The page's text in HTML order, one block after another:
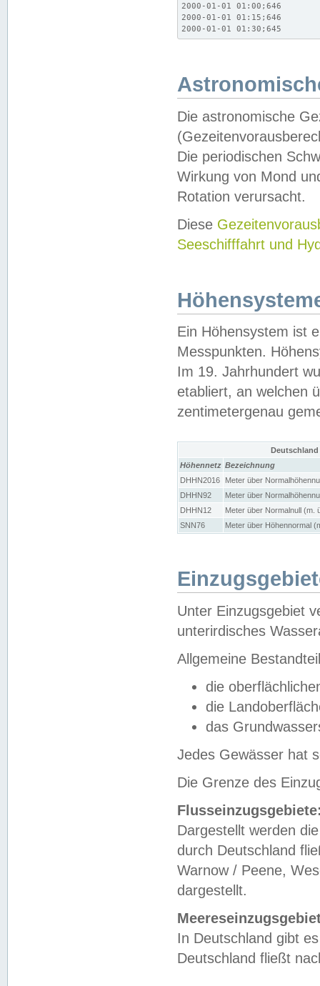
2000-01-01 01:00;646
2000-01-01 01:15;646
2000-01-01 01:30;645
Die astronomische
Die periodischen
Wirkung von Mond
Rotation verursacht.
Diese
Seeschifffahrt und
Ein Höhensystem ist
Messpunkten.
Im 19. Jahrhundert
etabliert, an welchen
zentimetergenau
Höhennetz Bezeichnung
DHHN2016
Meter über
DHHN92
Meter über
DHHN12
Meter über Normalnull (m.
SNN76
Meter über Höhennormal
Unter Einzugsgebiet
unterirdisches
Allgemeine
die
die
das
Jedes Gewässer hat
Die Grenze des
Dargestellt werden
durch Deutschland
Warnow / Peene,
dargestellt.
In Deutschland gibt
Deutschland fließt